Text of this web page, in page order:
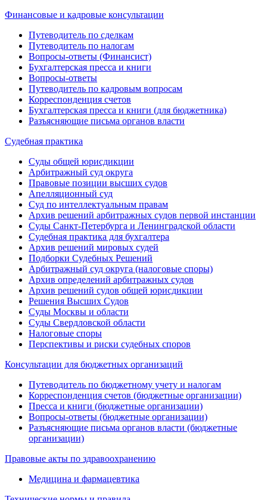
Финансовые и кадровые консультации
Путеводитель по сделкам
Путеводитель по налогам
Вопросы-ответы (Финансист)
Бухгалтерская пресса и книги
Вопросы-ответы
Путеводитель по кадровым вопросам
Корреспонденция счетов
Бухгалтерская пресса и книги (для бюджетника)
Разъясняющие письма органов власти
Судебная практика
Суды общей юрисдикции
Арбитражный суд округа
Правовые позиции высших судов
Апелляционный суд
Суд по интеллектуальным правам
Архив решений арбитражных судов первой инстанции
Суды Санкт-Петербурга и Ленинградской области
Судебная практика для бухгалтера
Архив решений мировых судей
Подборки Судебных Решений
Арбитражный суд округа (налоговые споры)
Архив определений арбитражных судов
Архив решений судов общей юрисдикции
Решения Высших Судов
Суды Москвы и области
Суды Свердловской области
Налоговые споры
Перспективы и риски судебных споров
Консультации для бюджетных организаций
Путеводитель по бюджетному учету и налогам
Корреспонденция счетов (бюджетные организации)
Пресса и книги (бюджетные организации)
Вопросы-ответы (бюджетные организации)
Разъясняющие письма органов власти (бюджетные
организации)
Правовые акты по здравоохранению
Медицина и фармацевтика